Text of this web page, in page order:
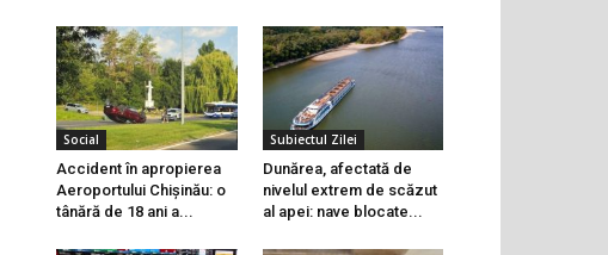
Social
Accident în apropierea
Aeroportului Chișinău: o
tânără de 18 ani a...
Subiectul Zilei
Dunărea, afectată de
nivelul extrem de scăzut
al apei: nave blocate...